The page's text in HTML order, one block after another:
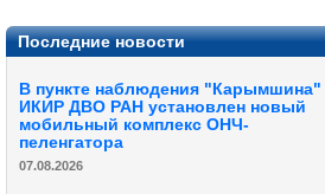
Последние новости
В пункте наблюдения "Карымшина"
ИКИР ДВО РАН установлен новый
мобильный комплекс ОНЧ-
пеленгатора
07.08.2026